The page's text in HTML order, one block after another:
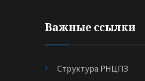
Важные ссылки
Структура РНЦПЗ